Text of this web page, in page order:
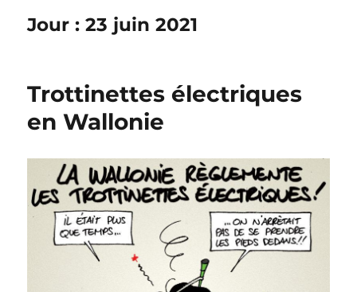
Jour :23 juin 2021
Trottinettes électriques
en Wallonie